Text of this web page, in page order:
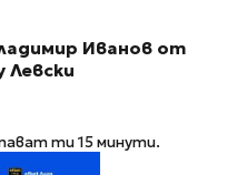
Иванов от
ти 15 минути.